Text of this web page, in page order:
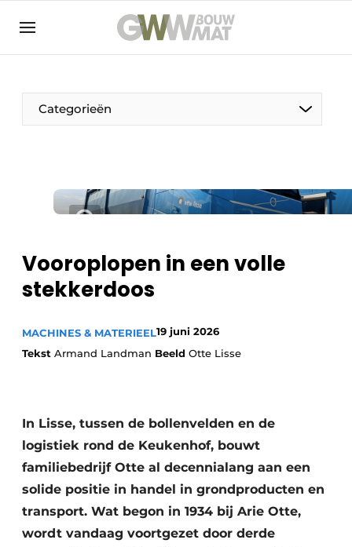
NL EN
Categorieën
De Pen
Duurzaamheid & Innovatie
Fundering
Vooroplopen in een volle
stekkerdoos
MACHINES & MATERIEEL19 juni 2026
Tekst Armand Landman Beeld Otte Lisse
In Lisse, tussen de bollenvelden en de
logistiek rond de Keukenhof, bouwt
familiebedrijf Otte al decennialang aan een
solide positie in handel in grondproducten en
transport. Wat begon in 1934 bij Arie Otte,
wordt vandaag voortgezet door derde